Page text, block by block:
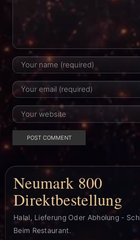
Neumark 800
Direktbestellung
Halal, Lieferung Oder Abholung -
Beim Restaurant.